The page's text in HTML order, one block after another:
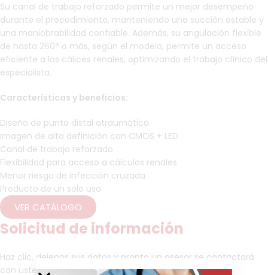
Su canal de trabajo reforzado permite un mejor desempeño
durante el procedimiento, manteniendo una succión estable y
una maniobrabilidad confiable. Además, su angulación flexible
de hasta 260° o más, según el modelo, permite un acceso
eficiente a los cálices renales, optimizando el trabajo clínico del
especialista.
Características y beneficios:
Diseño de punta distal atraumática
Imagen de alta definición con CMOS + LED
Canal de trabajo reforzado
Flexibilidad para acceso a cálculos renales
Menor riesgo de infección cruzada
Producto de un solo uso
VER CATÁLOGO
Solicitud de información
Haz clic, dejenos sus datos y pronto un asesor se contactará
con usted para brindarle más información.